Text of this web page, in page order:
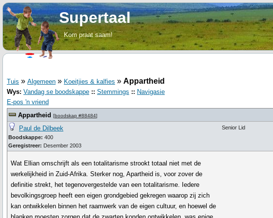
Supertaal
Kom praat saam!
Tuis » Algemeen » Koeitjies & kalfies » Appartheid
Wys: Vandag se boodskappe :: Stemmings :: Navigasie
E-pos 'n vriend
Appartheid [boodskap #88484]
Paul de Dilbeek
Boodskappe: 400
Geregistreer: Desember 2003
Senior Lid
Wat Ellian omschrijft als een totalitarisme strookt totaal niet met de
werkelijkheid in Zuid-Afrika. Sterker nog, Apartheid is, voor zover de
definitie strekt, het tegenovergestelde van een totalitarisme. Iedere
bevolkingsgroep heeft een eigen grondgebied gekregen waarop zij zich
kan ontwikkelen binnen het raamwerk van de eigen cultuur, en hoewel de